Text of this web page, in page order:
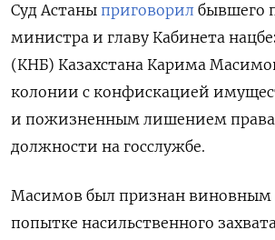
Суд Астаны приговорил бывшего
министра и главу Кабинета
(КНБ) Казахстана Карима
колонии с конфискацией
и пожизненным лишением
должности на госслужбе.
Масимов был признан виновным
попытке насильственного